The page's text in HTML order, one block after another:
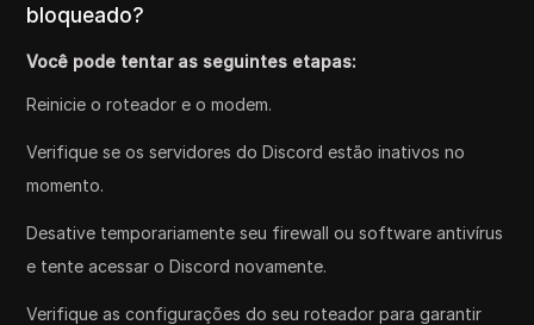
bloqueado?
Você pode tentar as seguintes etapas:
Reinicie o roteador e o modem.
Verifique se os servidores do Discord estão inativos no
momento.
Desative temporariamente seu firewall ou software antivírus
e tente acessar o Discord novamente.
Verifique as configurações do seu roteador para garantir